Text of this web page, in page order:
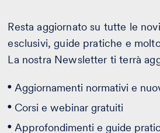
Resta aggiornato su tutte le
esclusivi, guide pratiche e
La nostra Newsletter ti terrà
Aggiornamenti normativi e
Corsi e webinar gratuiti
Approfondimenti e guide